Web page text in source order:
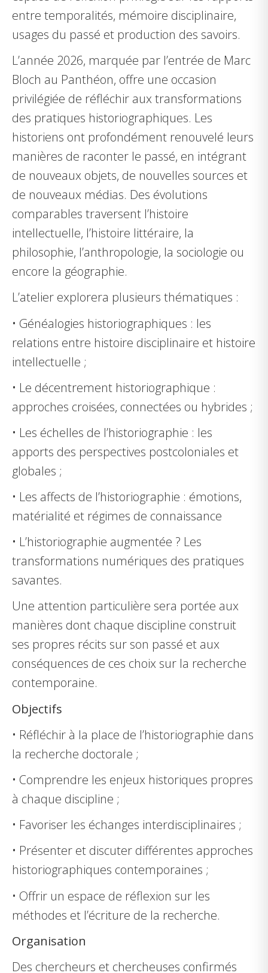
entre temporalités, mémoire disciplinaire,
usages du passé et production des savoirs.
L’année 2026, marquée par l’entrée de Marc
Bloch au Panthéon, offre une occasion
privilégiée de réfléchir aux transformations
des pratiques historiographiques. Les
historiens ont profondément renouvelé leurs
manières de raconter le passé, en intégrant
de nouveaux objets, de nouvelles sources et
de nouveaux médias. Des évolutions
comparables traversent l’histoire
intellectuelle, l’histoire littéraire, la
philosophie, l’anthropologie, la sociologie ou
encore la géographie.
L’atelier explorera plusieurs thématiques :
• Généalogies historiographiques : les
relations entre histoire disciplinaire et histoire
intellectuelle ;
• Le décentrement historiographique :
approches croisées, connectées ou hybrides ;
• Les échelles de l’historiographie : les
apports des perspectives postcoloniales et
globales ;
• Les affects de l’historiographie : émotions,
matérialité et régimes de connaissance
• L’historiographie augmentée ? Les
transformations numériques des pratiques
savantes.
Une attention particulière sera portée aux
manières dont chaque discipline construit
ses propres récits sur son passé et aux
conséquences de ces choix sur la recherche
contemporaine.
Objectifs
• Réfléchir à la place de l’historiographie dans
la recherche doctorale ;
• Comprendre les enjeux historiques propres
à chaque discipline ;
• Favoriser les échanges interdisciplinaires ;
• Présenter et discuter différentes approches
historiographiques contemporaines ;
• Offrir un espace de réflexion sur les
méthodes et l’écriture de la recherche.
Organisation
Des chercheurs et chercheuses confirmés